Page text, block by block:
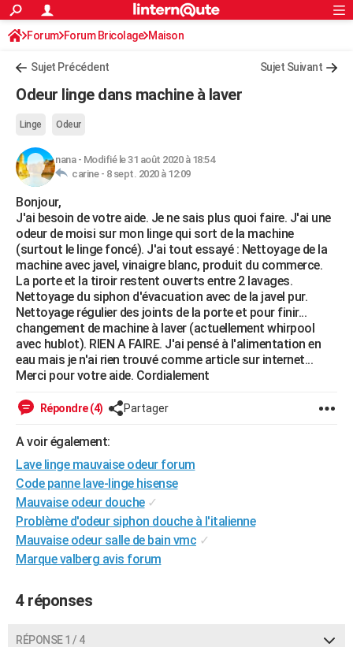
ACTUALITÉS
Politique
Société
Faits Divers
Education
Monde
Villes
+
AUTO
Essais
Réserver un essai
Citadines
Berlines
SUV
Forum auto
+HIGH-TECH
Mobiles
Meilleur smartphone
Internet
Ordinateurs
Jeux vidéo
Guide high-tech
+BRICOLAGE
Forum
Aménagement intérieur
Extérieur
Cuisine
Salle de bains
Jardinage
Rangement
WEEK-END
Guides de France
Escapades
Patrimoine
Expositions
Musées
Week-end nature
+LIFESTYLE
Art de vivre
Bien-être
Loisirs
Mode
Modes de vie
SANTE
Alimentation
Guide de la santé
Maladies
Médicaments
Sommeil
VOYAGE
Destinations
City break
Voyage nature
Voyage de noces
Forum
Climat
+PHOTO
GUIDES D'ACHAT
BONS PLANS
CARTE DE VOEUX
Carte de Noël
Carte Bonne année
Carte Saint-Valentin
Carte Pâques
Carte d'anniversaire
DICTIONNAIRE
Dictionnaire
Biographies
Citations
Expressions
Proverbes
COPAINS D'AVANT
S'inscrire
Se connecter
Lycées
Collèges
Primaires
Universités
Entreprises
Service militaire
Avis de recherche
AVIS DE DÉCÈS
S'inscrire
Connexion
Forum Forum Bricolage Maison
Sujet Précédent Sujet Suivant
Odeur linge dans machine à laver
Linge Odeur
nana- Modifié le 31 août 2020 à 18:54
carine - 8 sept. 2020 à 12:09
Bonjour,
J'ai besoin de votre aide. Je ne sais plus quoi faire. J'ai une
odeur de moisi sur mon linge qui sort de la machine
(surtout le linge foncé). J'ai tout essayé : Nettoyage de la
machine avec javel, vinaigre blanc, produit du commerce.
La porte et la tiroir restent ouverts entre 2 lavages.
Nettoyage du siphon d'évacuation avec de la javel pur.
Nettoyage régulier des joints de la porte et pour finir...
changement de machine à laver (actuellement whirpool
avec hublot). RIEN A FAIRE. J'ai pensé à l'alimentation en
eau mais je n'ai rien trouvé comme article sur internet...
Merci pour votre aide. Cordialement
Répondre (4) Partager
A voir également:
Lave linge mauvaise odeur forum
Code panne lave-linge hisense
Mauvaise odeur douche ✓
Problème d'odeur siphon douche à l'italienne
Mauvaise odeur salle de bain vmc ✓
Marque valberg avis forum
4 réponses
RÉPONSE 1 / 4